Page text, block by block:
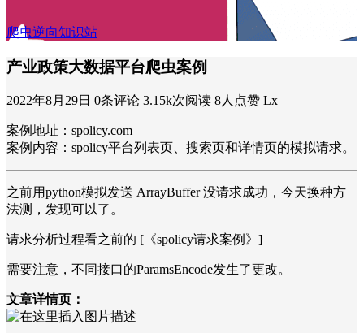
爬虫逆向知识站
产业政策大数据平台爬虫案例
2022年8月29日 0条评论 3.15k次阅读 8人点赞 Lx
案例地址：spolicy.com
案例内容：spolicy平台列表页、搜索页和详情页的模拟请求。
之前用python模拟发送 ArrayBuffer 没请求成功，今天换种方
法测，发现可以了。
请求分析过程看之前的 [《spolicy请求案例》]
需要注意，不同接口的ParamsEncode发生了更改。
文章详情页：